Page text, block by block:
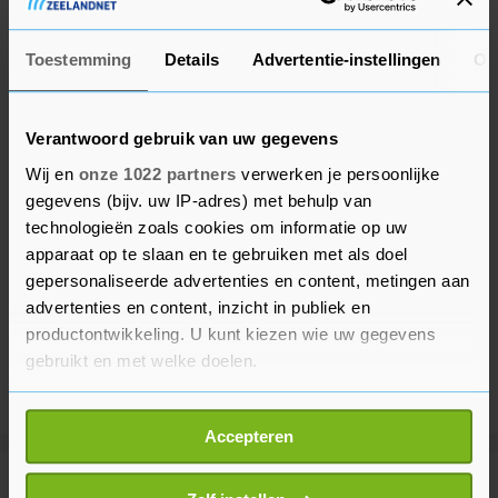
Toestemming Details Advertentie-instellingen
Verantwoord gebruik van uw gegevens
Wij en onze 1022 partners verwerken je persoonlijke
gegevens (bijv. uw IP-adres) met behulp van
technologieën zoals cookies om informatie op uw
apparaat op te slaan en te gebruiken met als doel
gepersonaliseerde advertenties en content, metingen aan
advertenties en content, inzicht in publiek en
productontwikkeling. U kunt kiezen wie uw gegevens
gebruikt en met welke doelen.
Als u het toestaat, willen we ook graag:
Informatie verzamelen over uw geografische
locatie, die tot een paar meter nauwkeurig kan zijn
Accepteren